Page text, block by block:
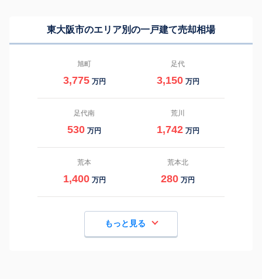
東大阪市のエリア別の一戸建て売却相場
旭町
3,775 万円
足代
3,150 万円
足代南
530 万円
荒川
1,742 万円
荒本
1,400 万円
荒本北
280 万円
もっと見る